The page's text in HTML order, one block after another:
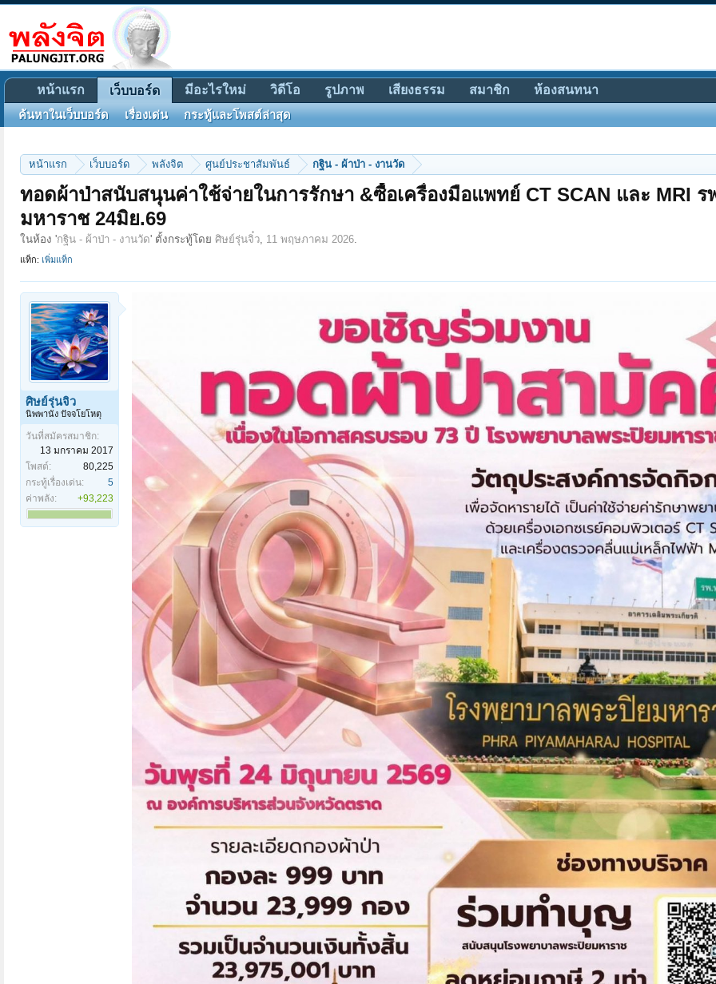
หน้าแรก เว็บบอร์ด พลังจิต ศูนย์ประชาสัมพันธ์ กฐิน - ผ้าป่า - งานวัด
ทอดผ้าป่าสนับสนุนค่าใช้จ่ายในการรักษา &ซื้อเครื่องมือแพทย์ CT SCAN และ MRI ร
มหาราช 24มิย.69
ในห้อง 'กฐิน - ผ้าป่า - งานวัด' ตั้งกระทู้โดย ศิษย์รุ่นจิ๋ว, 11 พฤษภาคม 2026.
แท็ก: เพิ่มแท็ก
ศิษย์รุ่นจิ๋ว
นิพพานัง ปัจจโยโหตุ
วันที่สมัครสมาชิก:
13 มกราคม 2017
โพสต์:
80,225
กระทู้เรื่องเด่น:
5
ค่าพลัง:
+93,223
หน้าแรก เว็บบอร์ด
ค้นหาในเว็บบอร์ด เรื่องเด่น กระทู้และโพสต์ล่าสุด
มีอะไรใหม่ วิดีโอ รูปภาพ เสียงธรรม สมาชิก ห้องสนทนา